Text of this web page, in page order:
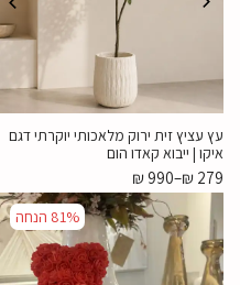
עץ עציץ זית ירוק מלאכותי יוקרתי דגם
איקו | ייבוא קאדו הום
₪ 279
–
₪990
81% הנחה